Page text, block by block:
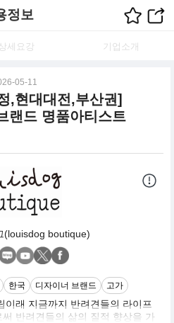
정보
상세요강 기업소개
05-11
,현대대전,부산권]
랜드 명품아티스트
(louisdog boutique)
한국 디자이너 브랜드 고가
이래 지금까지 반려견들의 라이프
반려견들의 삶의 질적 향상을 가